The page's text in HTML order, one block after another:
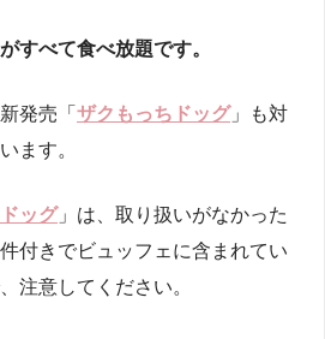
すべて食べ放題です。
発売「 ザクもっちドッグ」も対
ます。
ッグ」は、取り扱いがなかった
付きでビュッフェに含まれてい
注意してください。